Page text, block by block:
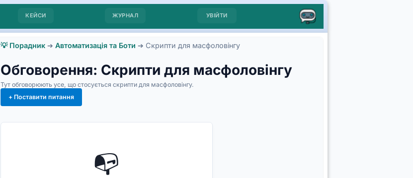
КЕЙСИ ЖУРНАЛ УВІЙТИ
💡 Порадник➔ Автоматизація та Боти ➔ Скрипти для масфоловінгу
Обговорення: Скрипти для масфоловінгу
Тут обговорюють усе, що стосується скрипти для масфоловінгу.
+ Поставити питання
📭